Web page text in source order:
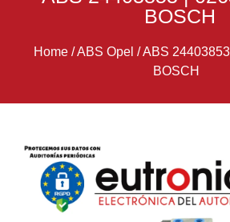
BOSCH
Home /ABS Opel /ABS
BOSCH